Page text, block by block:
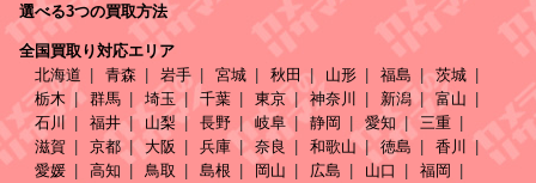
選べる3つの買取方法
全国買取り対応エリア
北海道
青森 岩手 宮城 秋田 山形 福島
茨城
栃木
群馬 埼玉 千葉 東京 神奈川 新潟
富山
石川
福井 山梨 長野 岐阜 静岡 愛知
三重
滋賀
京都 大阪 兵庫 奈良 和歌山 徳島
香川
愛媛
高知 鳥取 島根 岡山 広島 山口
福岡